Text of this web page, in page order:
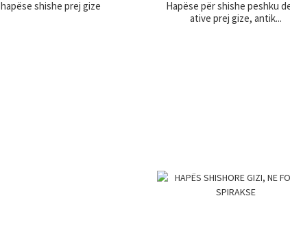
hapëse shishe prej gize
Hapëse për shishe peshku
ative prej gize, antik...